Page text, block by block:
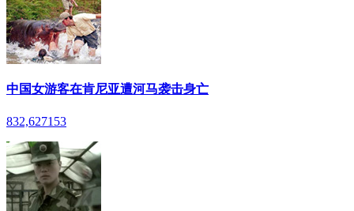
中国女游客在肯尼亚遭河马袭击身亡
832,627153